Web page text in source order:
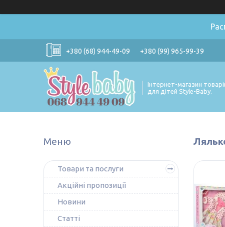
+380 (68) 944-49-09 +380 (99) 965-99-39
Інтернет-магазин
для дітей Style-Baby.
Товари та послуги
Акційні пропозиції
Новини
Статті